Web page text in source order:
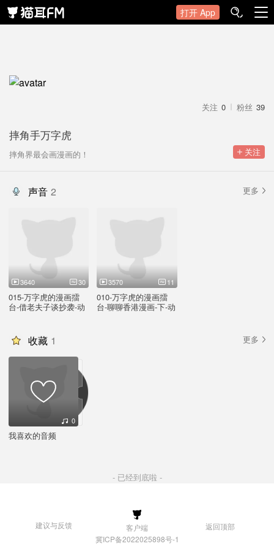
打开 App
粉丝 39
关注 0
摔角手万字虎
摔角界最会画漫画的！ 关注
声音 2 更多
015-万字虎的漫画擂
台-借老夫子谈抄袭-动
3640 30
010-万字虎的漫画擂
台-聊聊香港漫画-下-动
3570 11
收藏 1 更多
0
我喜欢的音频
- 已经到底啦 -
建议与反馈 客户端
返回顶部
冀ICP备2022025898号-1